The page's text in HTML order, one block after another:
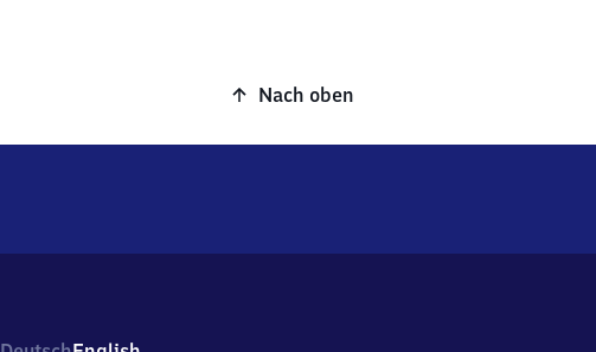
Nach oben